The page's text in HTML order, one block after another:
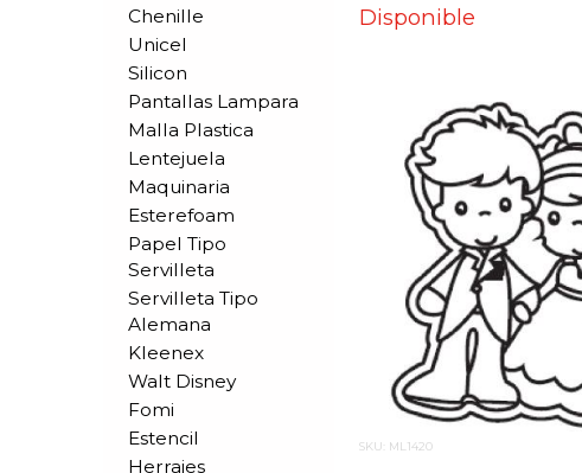
Chenille
Unicel
Silicon
Pantallas Lampara
Malla Plastica
Lentejuela
Maquinaria
Esterefoam
Papel Tipo
Servilleta
Servilleta Tipo
Alemana
Kleenex
Walt Disney
Fomi
Estencil
Herrajes
Disponible
SKU: ML1420